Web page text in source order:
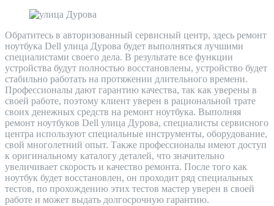
Обратитесь в авторизованный сервисный центр, здесь ремонт
ноутбука Dell улица Дурова будет выполняться лучшими
специалистами своего дела. В результате все функции
устройства будут полностью восстановлены, устройство будет
стабильно работать на протяжении длительного времени.
Профессионалы дают гарантию качества, так как уверены в
своей работе, поэтому клиент уверен в рациональной трате
своих денежных средств на ремонт ноутбука. Выполняя
ремонт ноутбуков Dell улица Дурова, специалисты сервисного
центра используют специальные инструменты, оборудование,
свой многолетний опыт. Также профессионалы имеют доступ
к оригинальному каталогу деталей, что значительно
увеличивает скорость и качество ремонта. После того как
ноутбук будет восстановлен, он проходит ряд специальных
тестов, по прохождению этих тестов мастер уверен в своей
работе и может выдать долгосрочную гарантию.